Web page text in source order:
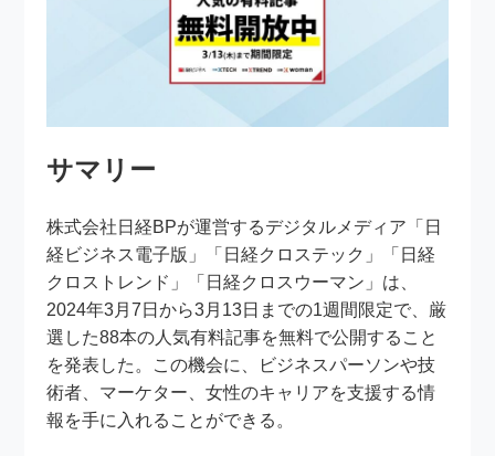
サマリー
株式会社日経BPが運営するデジタルメディア「日
経ビジネス電子版」「日経クロステック」「日経
クロストレンド」「日経クロスウーマン」は、
2024年3月7日から3月13日までの1週間限定で、厳
選した88本の人気有料記事を無料で公開すること
を発表した。この機会に、ビジネスパーソンや技
術者、マーケター、女性のキャリアを支援する情
報を手に入れることができる。